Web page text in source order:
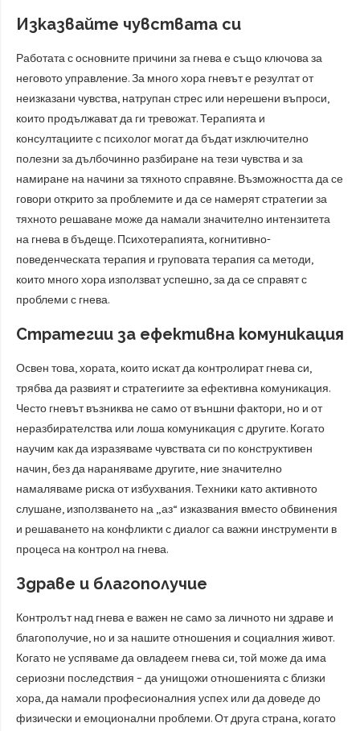
Изказвайте чувствата си
Работата с основните причини за гнева е също ключова за
неговото управление. За много хора гневът е резултат от
неизказани чувства, натрупан стрес или нерешени въпроси,
които продължават да ги тревожат. Терапията и
консултациите с психолог могат да бъдат изключително
полезни за дълбочинно разбиране на тези чувства и за
намиране на начини за тяхното справяне. Възможността да се
говори открито за проблемите и да се намерят стратегии за
тяхното решаване може да намали значително интензитета
на гнева в бъдеще. Психотерапията, когнитивно-
поведенческата терапия и груповата терапия са методи,
които много хора използват успешно, за да се справят с
проблеми с гнева.
Стратегии за ефективна комуникация
Освен това, хората, които искат да контролират гнева си,
трябва да развият и стратегиите за ефективна комуникация.
Често гневът възниква не само от външни фактори, но и от
неразбирателства или лоша комуникация с другите. Когато
научим как да изразяваме чувствата си по конструктивен
начин, без да нараняваме другите, ние значително
намаляваме риска от избухвания. Техники като активното
слушане, използването на „аз“ изказвания вместо обвинения
и решаването на конфликти с диалог са важни инструменти в
процеса на контрол на гнева.
Здраве и благополучие
Контролът над гнева е важен не само за личното ни здраве и
благополучие, но и за нашите отношения и социалния живот.
Когато не успяваме да овладеем гнева си, той може да има
сериозни последствия – да унищожи отношенията с близки
хора, да намали професионалния успех или да доведе до
физически и емоционални проблеми. От друга страна, когато